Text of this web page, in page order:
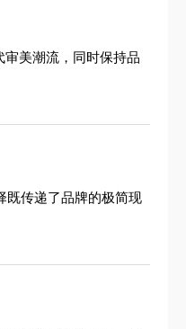
美潮流，同时保持品
既传递了品牌的极简现